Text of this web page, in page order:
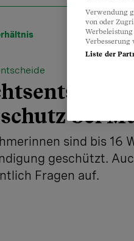
bei
sind bis 16
geschützt.
Fragen auf.
Verwendung
von oder
Verbesserung
Liste der